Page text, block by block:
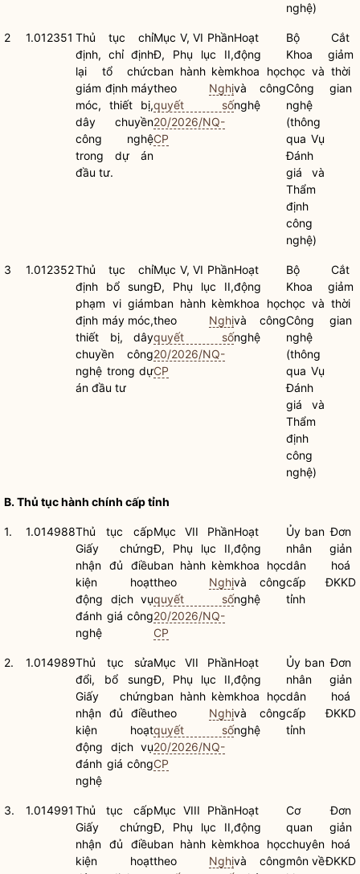
nghệ)
2 1.012351 Thủ tục chỉ
định, chỉ định
lại tổ chức
giám định máy
móc, thiết bị,
dây chuyền
công nghệ
trong dự án
đầu tư.
Mục V, VI Phần
Đ, Phụ lục II,
ban hành kèm
theo Nghị
quyết số
20/2026/NQ-
CP
Hoạt
động
khoa học
và công
nghệ
Bộ
Khoa
học và
Công
nghệ
(thông
qua Vụ
Đánh
giá và
Thẩm
định
công
nghệ)
Cắt
giảm
thời
gian
3 1.012352Thủ tục chỉ
định bổ sung
phạm vi giám
định máy móc,
thiết bị, dây
chuyền công
nghệ trong dự
án đầu tư
Mục V, VI Phần
Đ, Phụ lục II,
ban hành kèm
theo Nghị
quyết số
20/2026/NQ-
CP
Hoạt
động
khoa học
và công
nghệ
Bộ
Khoa
học và
Công
nghệ
(thông
qua Vụ
Đánh
giá và
Thẩm
định
công
nghệ)
Cắt
giảm
thời
gian
B.Thủ tục hành chính cấp tỉnh
1. 1.014988Thủ tục cấp
Giấy chứng
nhận đủ điều
kiện hoạt
động dịch vụ
đánh giá công
nghệ
Mục VII Phần
Đ, Phụ lục II,
ban hành kèm
theo Nghị
quyết số
20/2026/NQ-
CP
Hoạt
động
khoa học
và công
nghệ
Ủy ban
nhân
dân
cấp
tỉnh
Đơn
giản
hoá
ĐKKD
2. 1.014989Thủ tục sửa
đổi, bổ sung
Giấy chứng
nhận đủ điều
kiện hoạt
động dịch vụ
đánh giá công
nghệ
Mục VII Phần
Đ, Phụ lục II,
ban hành kèm
theo Nghị
quyết số
20/2026/NQ-
CP
Hoạt
động
khoa học
và công
nghệ
Ủy ban
nhân
dân
cấp
tỉnh
Đơn
giản
hoá
ĐKKD
3. 1.014991 Thủ tục cấp
Giấy chứng
nhận đủ điều
kiện hoạt
Mục VIII Phần
Đ, Phụ lục II,
ban hành kèm
theo Nghị
Hoạt
động
khoa học
và công
Cơ
quan
chuyên
môn về
Đơn
giản
hoá
ĐKKD